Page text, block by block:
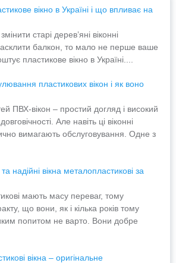
вікно в Україні і що впливає на
старі дерев’яні віконні
балкон, то мало не перше ваше
пластикове вікно в Україні....
пластикових вікон і як воно
ПВХ-вікон – простий догляд і високий
Але навіть ці віконні
вимагають обслуговування. Одне з
надійні вікна металопластикові за
мають масу переваг, тому
що вони, як і кілька років тому
попитом не варто. Вони добре
вікна – оригінальне